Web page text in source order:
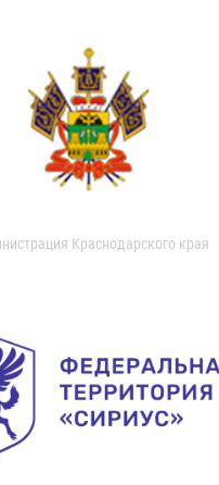
Краснодарского края